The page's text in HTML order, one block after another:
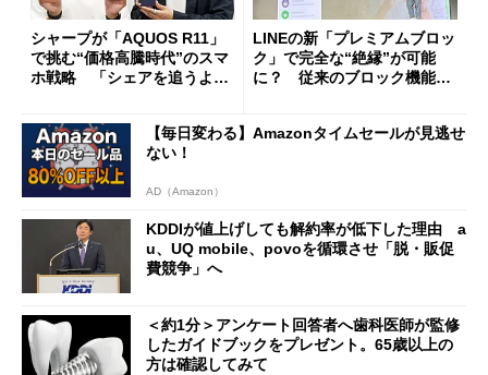
シャープが「AQUOS R11」
で挑む“価格高騰時代”のスマ
ホ戦略 「シェアを追うより
LINEの新「プレミアムブロッ
ク」で完全な“絶縁”が可能
に？ 従来のブロック機能と
【毎日変わる】Amazonタイムセールが見逃せ
ない！
AD（Amazon）
KDDIが値上げしても解約率が低下した理由 a
u、UQ mobile、povoを循環させ「脱・販促
費競争」へ
＜約1分＞アンケート回答者へ歯科医師が監修
したガイドブックをプレゼント。65歳以上の
方は確認してみて